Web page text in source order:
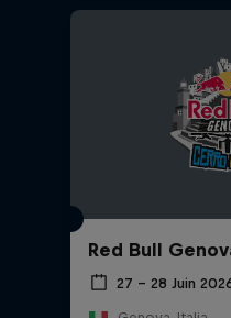
Red Bull
27 – 28 Juin